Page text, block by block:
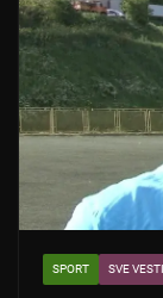
SPORT SVE VESTI